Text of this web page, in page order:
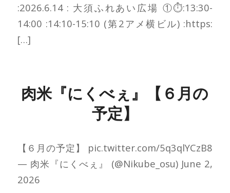
:2026.6.14 : 大須ふれあい広場 ①⏱:13:30-
14:00 ️:14:10-15:10 (第2アメ横ビル) :https:
[…]
肉米『にくべぇ』【６月の
予定】
【６月の予定】 pic.twitter.com/5q3qlYCzB8
— 肉米『にくべぇ』 (@Nikube_osu) June 2,
2026